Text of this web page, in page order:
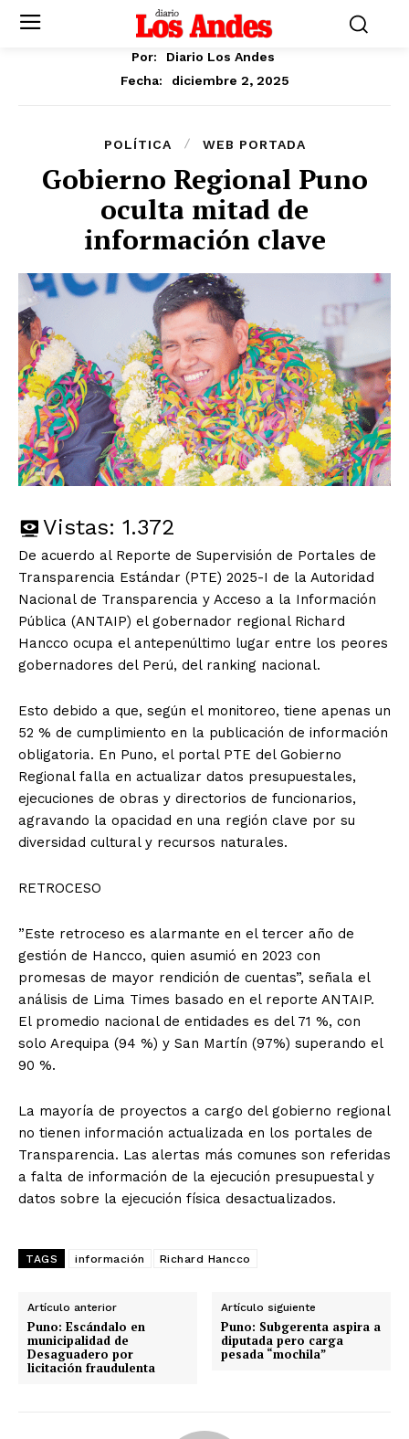
Por:
Diario Los Andes
Fecha:
diciembre 2, 2025
POLÍTICA WEB PORTADA
Gobierno Regional Puno
oculta mitad de
información clave
Vistas: 1.372
De acuerdo al Reporte de Supervisión de Portales de
Transparencia Estándar (PTE) 2025-I de la Autoridad
Nacional de Transparencia y Acceso a la Información
Pública (ANTAIP) el gobernador regional Richard
Hancco ocupa el antepenúltimo lugar entre los peores
gobernadores del Perú, del ranking nacional.
Esto debido a que, según el monitoreo, tiene apenas un
52 % de cumplimiento en la publicación de información
obligatoria. En Puno, el portal PTE del Gobierno
Regional falla en actualizar datos presupuestales,
ejecuciones de obras y directorios de funcionarios,
agravando la opacidad en una región clave por su
diversidad cultural y recursos naturales.
RETROCESO
”Este retroceso es alarmante en el tercer año de
gestión de Hancco, quien asumió en 2023 con
promesas de mayor rendición de cuentas”, señala el
análisis de Lima Times basado en el reporte ANTAIP.
El promedio nacional de entidades es del 71 %, con
solo Arequipa (94 %) y San Martín (97%) superando el
90 %.
La mayoría de proyectos a cargo del gobierno regional
no tienen información actualizada en los portales de
Transparencia. Las alertas más comunes son referidas
a falta de información de la ejecución presupuestal y
datos sobre la ejecución física desactualizados.
TAGS información Richard Hancco
Artículo anterior
Puno: Escándalo en
municipalidad de
Desaguadero por
licitación fraudulenta
Artículo siguiente
Puno: Subgerenta aspira a
diputada pero carga
pesada “mochila”